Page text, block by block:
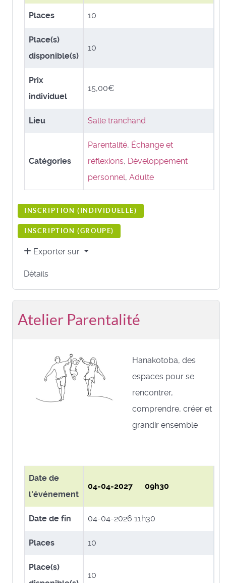
Places 10
Place(s)
disponible(s)
10
Prix
individuel
15,00€
Lieu Salle tranchand
Catégories
Parentalité, Échange et
réflexions, Développement
personnel, Adulte
INSCRIPTION ( INDIVIDUELLE)
INSCRIPTION (GROUPE)
Exporter sur
Détails
Atelier Parentalité
Hanakotoba, des
espaces pour se
rencontrer,
comprendre, créer et
grandir ensemble
Date de
l'événement
04-04-2027 09h30
Date de fin 04-04-2026 11h30
Places 10
Place(s)
10